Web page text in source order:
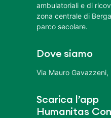
ambulatoriali e di
zona centrale di
parco secolare.
Dove siamo
Via Mauro
Scarica l’app
Humanitas